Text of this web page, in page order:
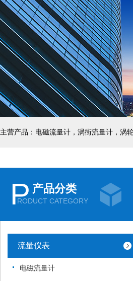
主营产品：电磁流量计，涡街流量计，涡
P 产品分类
RODUCT CATEGORY
流量仪表
电磁流量计